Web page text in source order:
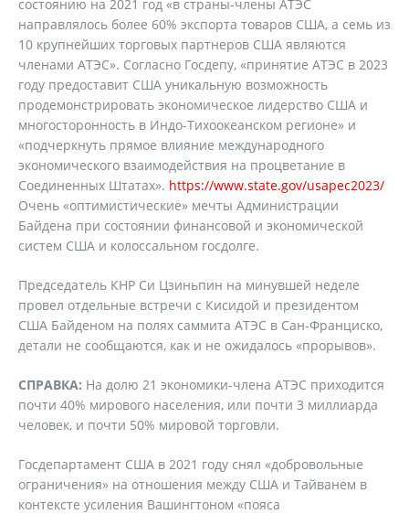
состоянию на 2021 год «в страны-члены АТЭС
направлялось более 60% экспорта товаров США, а семь из
10 крупнейших торговых партнеров США являются
членами АТЭС». Согласно Госдепу, «принятие АТЭС в 2023
году предоставит США уникальную возможность
продемонстрировать экономическое лидерство США и
многосторонность в Индо-Тихоокеанском регионе» и
«подчеркнуть прямое влияние международного
экономического взаимодействия на процветание в
Соединенных Штатах». https://www.state.gov/usapec2023/
Очень «оптимистические» мечты Администрации
Байдена при состоянии финансовой и экономической
систем США и колоссальном госдолге.
Председатель КНР Си Цзиньпин на минувшей неделе
провел отдельные встречи с Кисидой и президентом
США Байденом на полях саммита АТЭС в Сан-Франциско,
детали не сообщаются, как и не ожидалось «прорывов».
СПРАВКА: На долю 21 экономики-члена АТЭС приходится
почти 40% мирового населения, или почти 3 миллиарда
человек, и почти 50% мировой торговли.
Госдепартамент США в 2021 году снял «добровольные
ограничения» на отношения между США и Тайванем в
контексте усиления Вашингтоном «пояса